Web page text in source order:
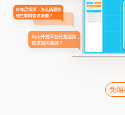
免